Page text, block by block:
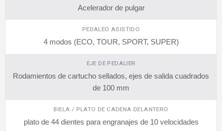
Acelerador de pulgar
PEDALEO ASISTIDO
4 modos (ECO, TOUR, SPORT, SUPER)
EJE DE PEDALIER
Rodamientos de cartucho sellados, ejes de salida cuadrados
de 100 mm
BIELA / PLATO DE CADENA DELANTERO
plato de 44 dientes para engranajes de 10 velocidades